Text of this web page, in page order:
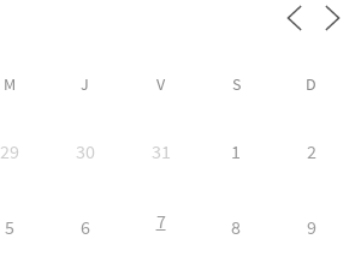
M J V S D
29 30 31 1 2
5 6 7 8 9